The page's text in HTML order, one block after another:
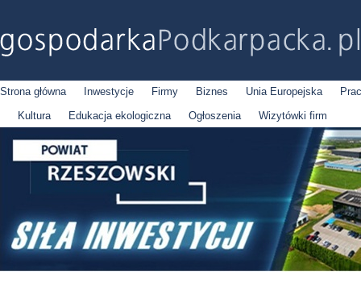
Strona główna Inwestycje Firmy Biznes Unia Europejska
Kultura
Edukacja ekologiczna Ogłoszenia Wizytówki firm